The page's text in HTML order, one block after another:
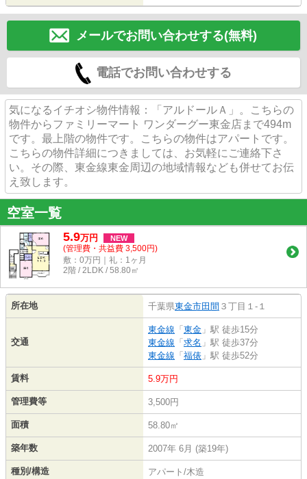
メールでお問い合わせする(無料)
電話でお問い合わせする
気になるイチオシ物件情報：「アルドールＡ」。こちらの
物件からファミリーマート ワンダーグー東金店まで494m
です。最上階の物件です。こちらの物件はアパートです。
こちらの物件詳細につきましては、お気軽にご連絡下さ
い。その際、東金線東金周辺の地域情報なども併せてお伝
え致します。
空室一覧
5.9万円 NEW
(管理費・共益費 3,500円)
敷：0万円｜礼：1ヶ月
2階 / 2LDK / 58.80㎡
所在地 千葉県東金市田間 ３丁目１-１
交通
東金線 「東金 」駅 徒歩15分
東金線 「求名 」駅 徒歩37分
東金線 「福俵 」駅 徒歩52分
賃料 5.9万円
管理費等 3,500円
面積 58.80㎡
築年数 2007年 6月 (築19年)
種別/構造 アパート/木造